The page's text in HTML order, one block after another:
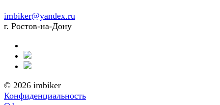
imbiker@yandex.ru
г. Ростов-на-Дону
© 2026 imbiker
Конфиденциальность